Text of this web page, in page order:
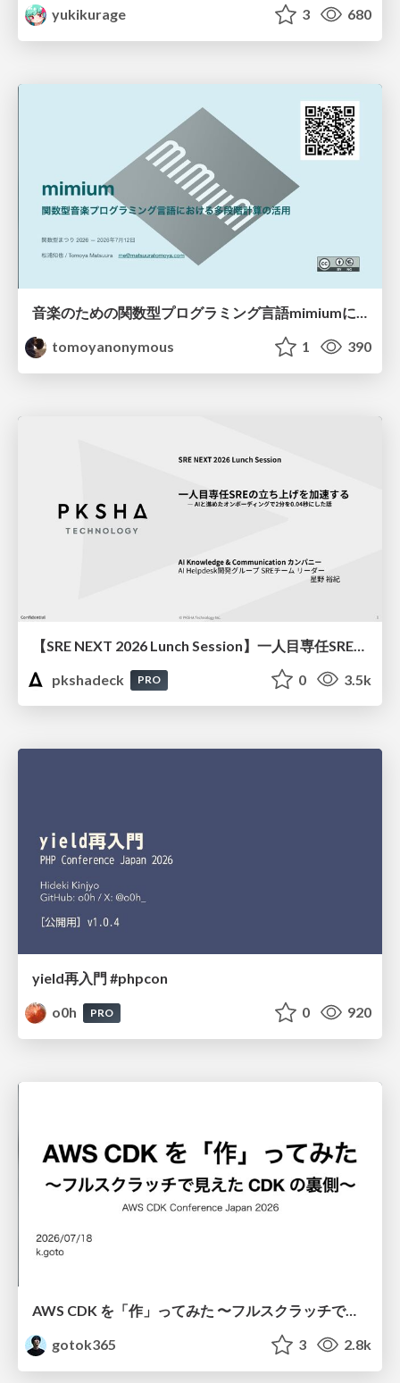
yukikurage
3 680
音楽のための関数型プログラミング言語mimiumにおける多段階計算の活用
tomoyanonymous
1 390
pkshadeck
PRO 0 3.5k
yield再入門 #phpcon
o0h
PRO 0 920
AWS CDK を「作」ってみた 〜フルスクラッチで見えた CDK の裏側〜 / aws-cdk-from-scratch
gotok365
3 2.8k